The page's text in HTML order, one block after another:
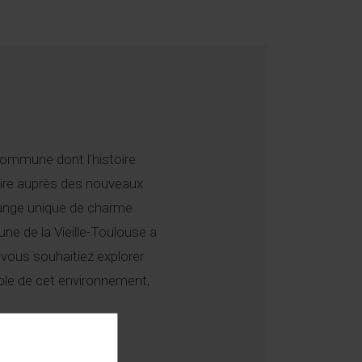
dont l'histoire
auprès des nouveaux
unique de charme
de la Vieille-Toulouse a
souhaitiez explorer
de cet environnement,
activités et